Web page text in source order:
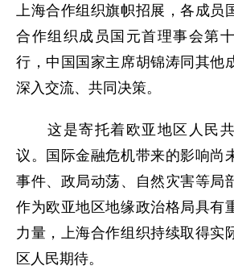
上海合作组织旗帜招展，各成员
合作组织成员国元首理事会第
行，中国国家主席胡锦涛同其他
深入交流、共同决策。
这是寄托着欧亚地区人民共
议。国际金融危机带来的影响尚
事件、政局动荡、自然灾害等局
作为欧亚地区地缘政治格局具有
力量，上海合作组织持续取得实
区人民期待。